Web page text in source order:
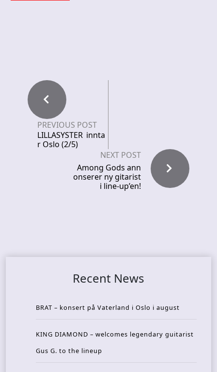
PREVIOUS POST
LILLASYSTER innta
r Oslo (2/5)
NEXT POST
Among Gods ann
onserer ny gitarist
i line-up’en!
Recent News
BRAT – konsert på Vaterland i Oslo i august
KING DIAMOND – welcomes legendary guitarist
Gus G. to the lineup